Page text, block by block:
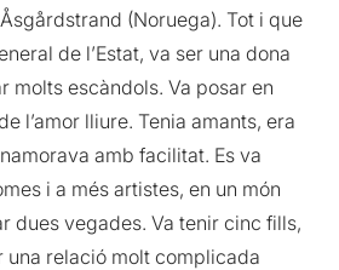
(Noruega). Tot i que
de l’Estat, va ser una dona
molts escàndols. Va posar en
l’amor lliure. Tenia amants, era
amb facilitat. Es va
i a més artistes, en un món
dues vegades. Va tenir cinc fills,
una relació molt complicada